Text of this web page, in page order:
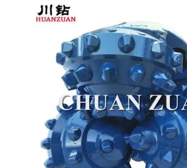
NACHRICHTEN
FORDERN
SITEMAP